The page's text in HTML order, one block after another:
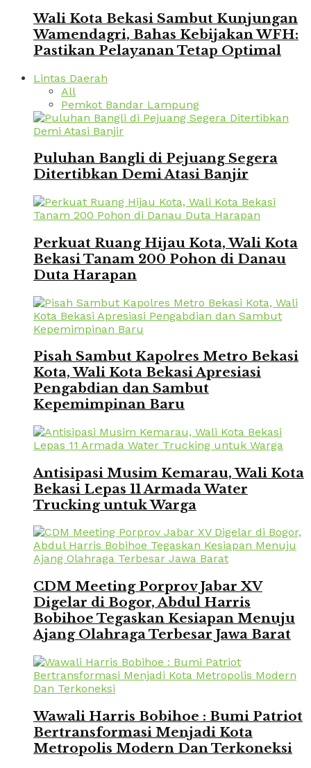
Wali Kota Bekasi Sambut Kunjungan
Wamendagri, Bahas Kebijakan WFH:
Pastikan Pelayanan Tetap Optimal
Lintas Daerah
All
Pemkot Bandar Lampung
Puluhan Bangli di Pejuang Segera
Ditertibkan Demi Atasi Banjir
Perkuat Ruang Hijau Kota, Wali Kota
Bekasi Tanam 200 Pohon di Danau
Duta Harapan
Pisah Sambut Kapolres Metro Bekasi
Kota, Wali Kota Bekasi Apresiasi
Pengabdian dan Sambut
Kepemimpinan Baru
Antisipasi Musim Kemarau, Wali Kota
Bekasi Lepas 11 Armada Water
Trucking untuk Warga
CDM Meeting Porprov Jabar XV
Digelar di Bogor, Abdul Harris
Bobihoe Tegaskan Kesiapan Menuju
Ajang Olahraga Terbesar Jawa Barat
Wawali Harris Bobihoe : Bumi Patriot
Bertransformasi Menjadi Kota
Metropolis Modern Dan Terkoneksi